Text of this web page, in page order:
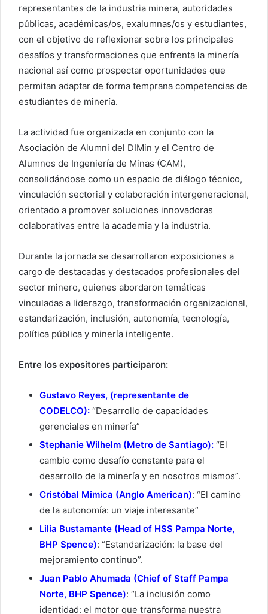
representantes de la industria minera, autoridades
públicas, académicas/os, exalumnas/os y estudiantes,
con el objetivo de reflexionar sobre los principales
desafíos y transformaciones que enfrenta la minería
nacional así como prospectar oportunidades que
permitan adaptar de forma temprana competencias de
estudiantes de minería.
La actividad fue organizada en conjunto con la
Asociación de Alumni del DIMin y el Centro de
Alumnos de Ingeniería de Minas (CAM),
consolidándose como un espacio de diálogo técnico,
vinculación sectorial y colaboración intergeneracional,
orientado a promover soluciones innovadoras
colaborativas entre la academia y la industria.
Durante la jornada se desarrollaron exposiciones a
cargo de destacadas y destacados profesionales del
sector minero, quienes abordaron temáticas
vinculadas a liderazgo, transformación organizacional,
estandarización, inclusión, autonomía, tecnología,
política pública y minería inteligente.
Entre los expositores participaron:
Gustavo Reyes, (representante de
CODELCO): “Desarrollo de capacidades
gerenciales en minería”
Stephanie Wilhelm (Metro de Santiago): “El
cambio como desafío constante para el
desarrollo de la minería y en nosotros mismos”.
Cristóbal Mimica (Anglo American): “El camino
de la autonomía: un viaje interesante”
Lilia Bustamante (Head of HSS Pampa Norte,
BHP Spence): “Estandarización: la base del
mejoramiento continuo”.
Juan Pablo Ahumada (Chief of Staff Pampa
Norte, BHP Spence): “La inclusión como
identidad: el motor que transforma nuestra